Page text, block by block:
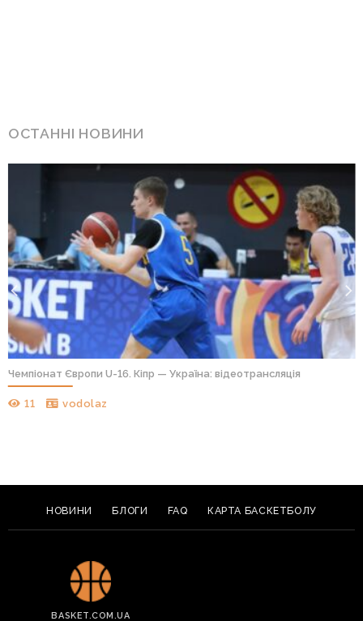
ОСТАННІ НОВИНИ
Чемпіонат Європи U-16. Кіпр — Україна: відеотрансляція
11 vodolaz
НОВИНИ БЛОГИ FAQ КАРТА БАСКЕТБОЛУ
BASKET.COM.UA